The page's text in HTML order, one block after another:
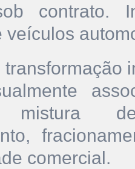
contrato.
veículos
transformação
mistura
comercial.